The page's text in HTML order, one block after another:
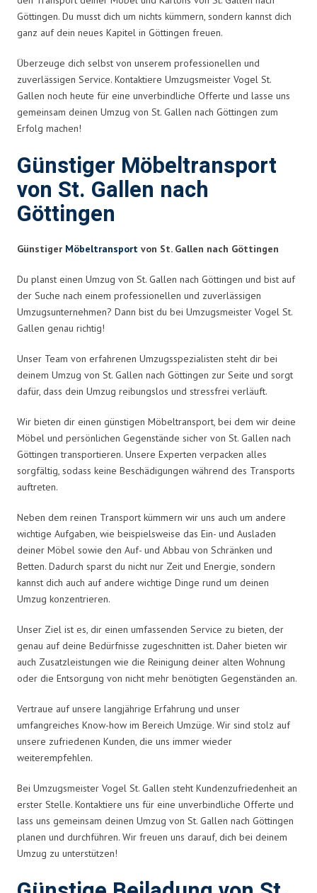
Göttingen. Du musst dich um nichts kümmern, sondern kannst dich
ganz auf dein neues Kapitel in Göttingen freuen.
Überzeuge dich selbst von unserem professionellen und
zuverlässigen Service. Kontaktiere Umzugsmeister Vogel St.
Gallen noch heute für eine unverbindliche Offerte und lasse uns
gemeinsam deinen Umzug von St. Gallen nach Göttingen zum
Erfolg machen!
Günstiger Möbeltransport
von St. Gallen nach
Göttingen
Günstiger Möbeltransport von St. Gallen nach Göttingen
Du planst einen Umzug von St. Gallen nach Göttingen und bist auf
der Suche nach einem professionellen und zuverlässigen
Umzugsunternehmen? Dann bist du bei Umzugsmeister Vogel St.
Gallen genau richtig!
Unser Team von erfahrenen Umzugsspezialisten steht dir bei
deinem Umzug von St. Gallen nach Göttingen zur Seite und sorgt
dafür, dass dein Umzug reibungslos und stressfrei verläuft.
Wir bieten dir einen günstigen Möbeltransport, bei dem wir deine
Möbel und persönlichen Gegenstände sicher von St. Gallen nach
Göttingen transportieren. Unsere Experten verpacken alles
sorgfältig, sodass keine Beschädigungen während des Transports
auftreten.
Neben dem reinen Transport kümmern wir uns auch um andere
wichtige Aufgaben, wie beispielsweise das Ein- und Ausladen
deiner Möbel sowie den Auf- und Abbau von Schränken und
Betten. Dadurch sparst du nicht nur Zeit und Energie, sondern
kannst dich auch auf andere wichtige Dinge rund um deinen
Umzug konzentrieren.
Unser Ziel ist es, dir einen umfassenden Service zu bieten, der
genau auf deine Bedürfnisse zugeschnitten ist. Daher bieten wir
auch Zusatzleistungen wie die Reinigung deiner alten Wohnung
oder die Entsorgung von nicht mehr benötigten Gegenständen an.
Vertraue auf unsere langjährige Erfahrung und unser
umfangreiches Know-how im Bereich Umzüge. Wir sind stolz auf
unsere zufriedenen Kunden, die uns immer wieder
weiterempfehlen.
Bei Umzugsmeister Vogel St. Gallen steht Kundenzufriedenheit an
erster Stelle. Kontaktiere uns für eine unverbindliche Offerte und
lass uns gemeinsam deinen Umzug von St. Gallen nach Göttingen
planen und durchführen. Wir freuen uns darauf, dich bei deinem
Umzug zu unterstützen!